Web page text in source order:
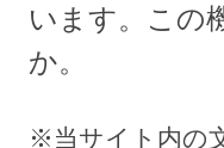
います。この
か。